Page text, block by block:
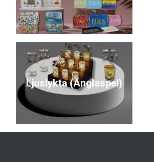
Ljuslykta (Änglaspel)